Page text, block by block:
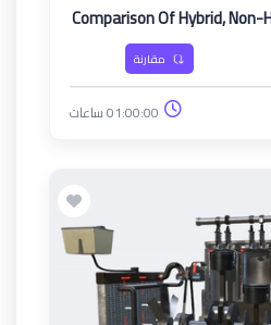
Comparison Of Hybrid, Non-
مقارنة
01:00:00 ساعات